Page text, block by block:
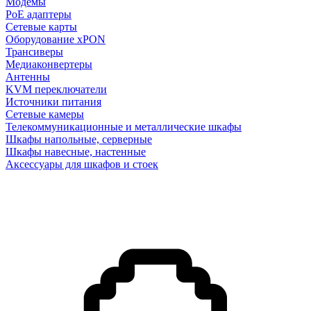
PoE адаптеры
Сетевые карты
Оборудование xPON
Трансиверы
Медиаконвертеры
Антенны
KVM переключатели
Источники питания
Сетевые камеры
Телекоммуникационные и металлические шкафы
Шкафы напольные, серверные
Шкафы навесные, настенные
Аксессуары для шкафов и стоек